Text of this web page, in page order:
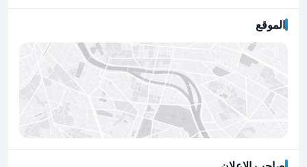
الموقع